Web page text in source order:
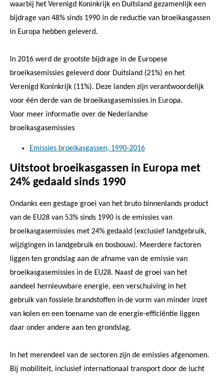
waarbij het Verenigd Koninkrijk en Duitsland gezamenlijk een
bijdrage van 48% sinds 1990 in de reductie van broeikasgassen
in Europa hebben geleverd.
In 2016 werd de grootste bijdrage in de Europese
broeikasemissies geleverd door Duitsland (21%) en het
Verenigd Koninkrijk (11%). Deze landen zijn verantwoordelijk
voor één derde van de broeikasgasemissies in Europa.
Voor meer informatie over de Nederlandse
broeikasgasemissies
Emissies broeikasgassen, 1990-2016
Uitstoot broeikasgassen in Europa met
24% gedaald sinds 1990
Ondanks een gestage groei van het bruto binnenlands product
van de EU28 van 53% sinds 1990 is de emissies van
broeikasgasemissies met 24% gedaald (exclusief landgebruik,
wijzigingen in landgebruik en bosbouw). Meerdere factoren
liggen ten grondslag aan de afname van de emissie van
broeikasgasemissies in de EU28. Naast de groei van het
aandeel hernieuwbare energie, een verschuiving in het
gebruik van fossiele brandstoffen in de vorm van minder inzet
van kolen en een toename van de energie-efficiëntie liggen
daar onder andere aan ten grondslag.
In het merendeel van de sectoren zijn de emissies afgenomen.
Bij mobiliteit, inclusief internationaal transport door de lucht